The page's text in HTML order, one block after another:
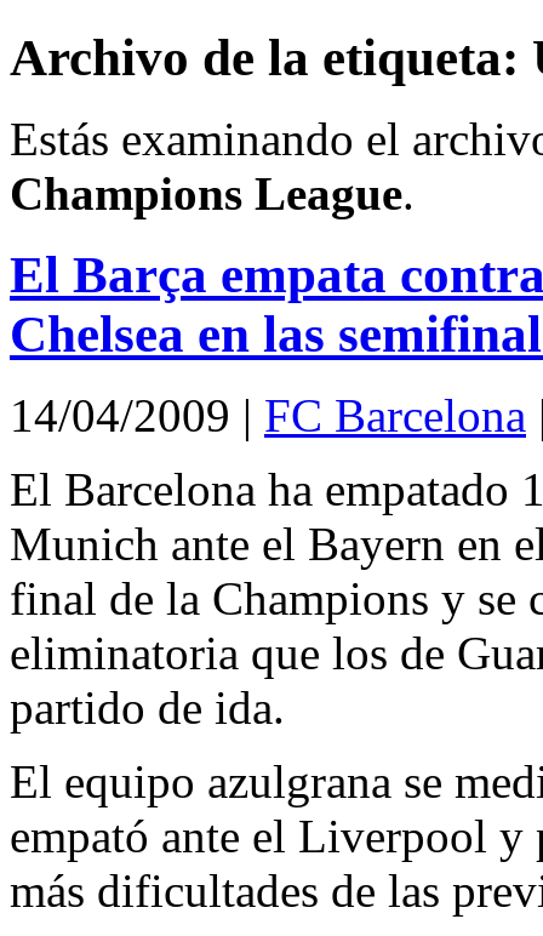
Archivo de la etiqueta:
Estás examinando el
Champions League.
El Barça empata
Chelsea en las
14/04/2009 | FC Barcelona
El Barcelona ha empatado
Munich ante el Bayern en
final de la Champions y se
eliminatoria que los de
partido de ida.
El equipo azulgrana se
empató ante el Liverpool y
más dificultades de las